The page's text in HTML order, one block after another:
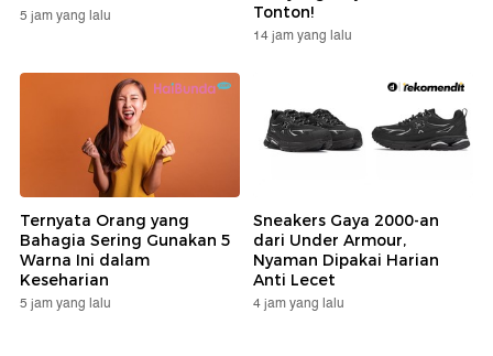
5 jam yang lalu
Tonton!
14 jam yang lalu
Ternyata Orang yang
Bahagia Sering Gunakan 5
Warna Ini dalam
Keseharian
5 jam yang lalu
Sneakers Gaya 2000-an
dari Under Armour,
Nyaman Dipakai Harian
Anti Lecet
4 jam yang lalu